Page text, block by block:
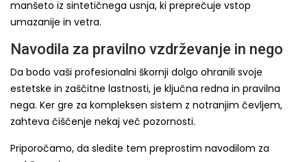
manšeto iz sintetičnega usnja, ki preprečuje vstop
umazanije in vetra.
Navodila za pravilno vzdrževanje in nego
Da bodo vaši profesionalni škornji dolgo ohranili svoje
estetske in zaščitne lastnosti, je ključna redna in pravilna
nega. Ker gre za kompleksen sistem z notranjim čevljem,
zahteva čiščenje nekaj več pozornosti.
Priporočamo, da sledite tem preprostim navodilom za